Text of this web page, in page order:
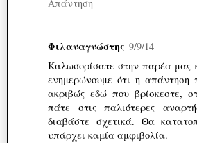
Απάντηση
Φιλαναγνώστης 9/9/14
Καλωσορίσατε στην παρέα μας
ενημερώνουμε ότι η απάντηση
ακριβώς εδώ που βρίσκεστε,
πάτε στις παλιότερες
διαβάστε σχετικά. Θα
υπάρχει καμία αμφιβολία.